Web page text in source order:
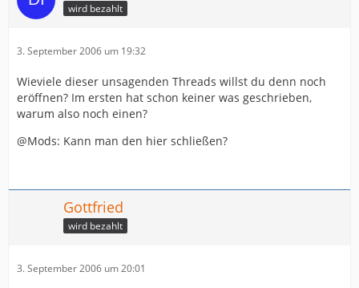
wird bezahlt
3. September 2006 um 19:32
Wieviele dieser unsagenden Threads willst du denn noch
eröffnen? Im ersten hat schon keiner was geschrieben,
warum also noch einen?
@Mods: Kann man den hier schließen?
Gottfried
wird bezahlt
3. September 2006 um 20:01